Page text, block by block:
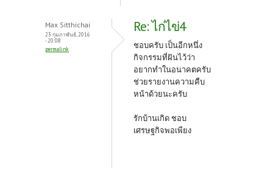
Max Sitthichai
23 กุมภาพันธ์, 2016
- 20:08
permalink
Re: ไก่ไข่4
ชอบครับ เป็นอีกหนึ่ง
กิจกรรมที่ฝันไว้ว่า
อยากทำในอนาคตครับ
ช่วยรายงานความคืบ
หน้าด้วยนะครับ
รักบ้านเกิด ชอบ
เศรษฐกิจพอเพียง